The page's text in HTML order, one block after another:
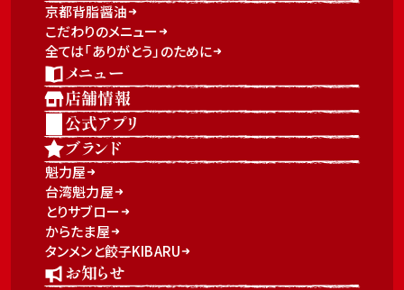
京都背脂醤油
こだわりのメニュー
全ては「ありがとう」のために
メニュー
店舗情報
公式アプリ
ブランド
魁力屋
台湾魁力屋
とりサブロー
からたま屋
タンメンと餃子KIBARU
お知らせ